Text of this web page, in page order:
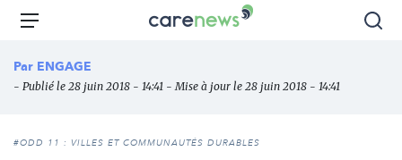
Aller
principal
Carenews,
des
l'engagement
Menu
Par ENGAGE
- Publié le 28 juin 2018 - 14:41 - Mise à jour le 28 juin 2018 - 14:41
#ODD 11 : VILLES ET COMMUNAUTÉS DURABLES